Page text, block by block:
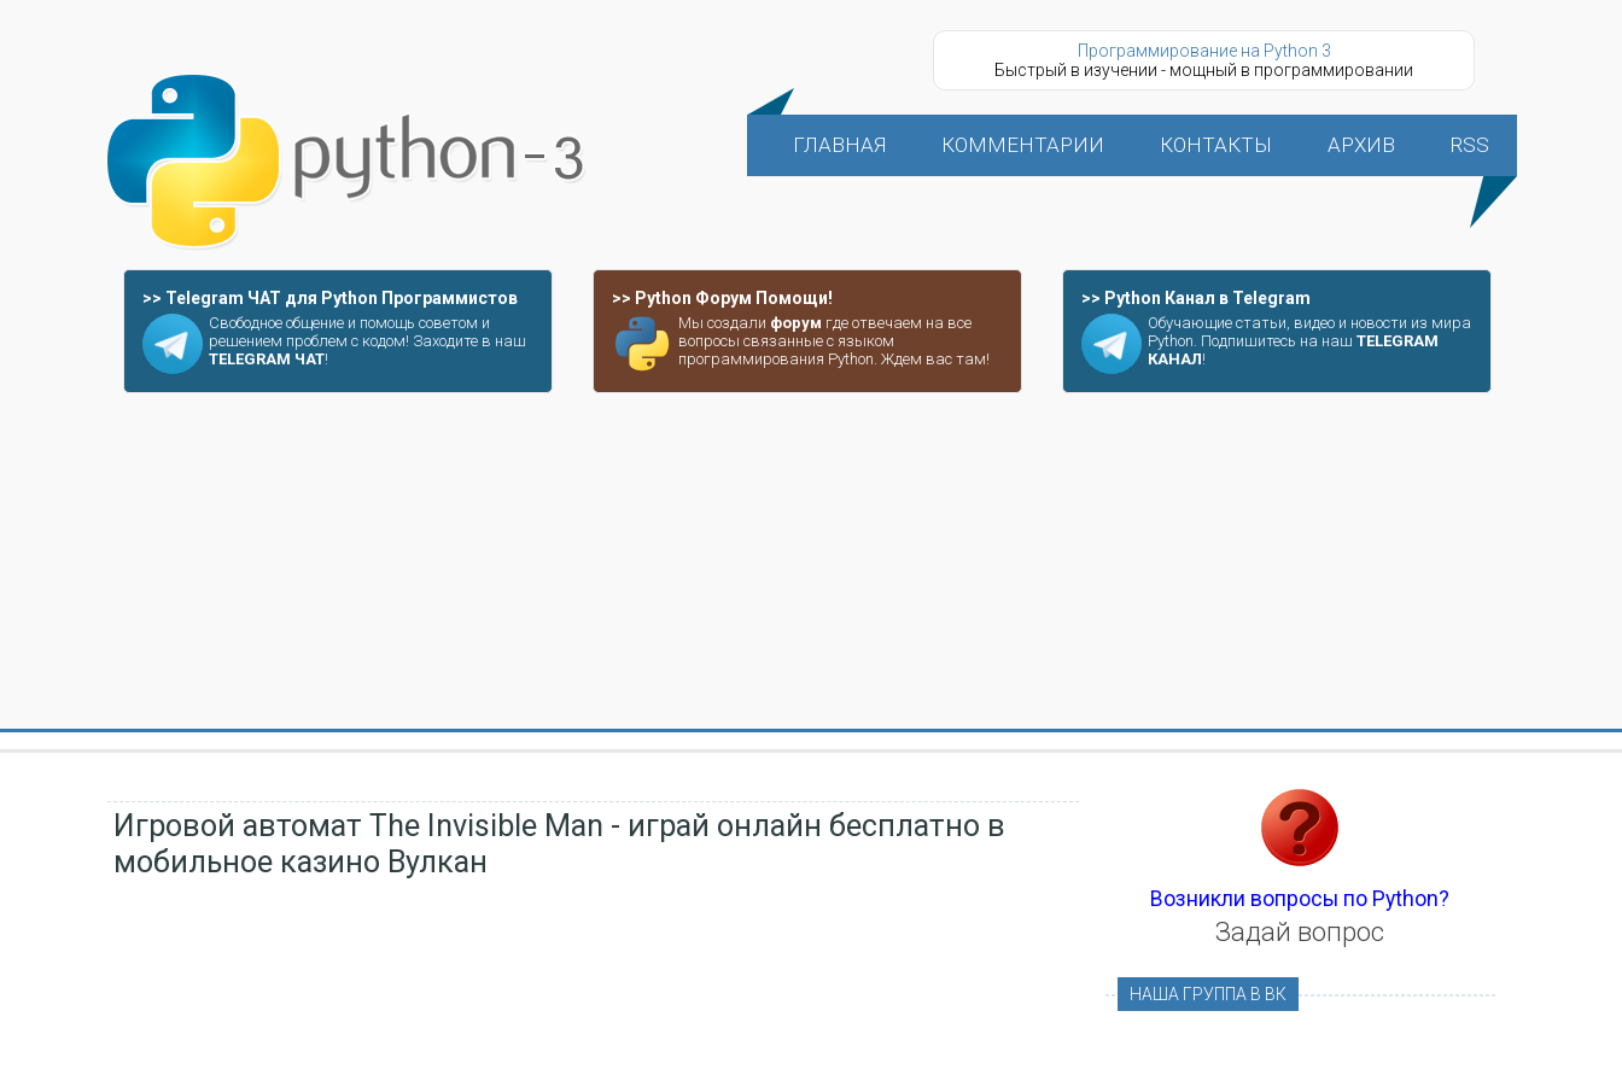
Программирование на Python 3
Быстрый в изучении - мощный в программировании
ГЛАВНАЯ КОММЕНТАРИИ КОНТАКТЫ АРХИВ RSS
>> Telegram ЧАТ для Python Программистов
Свободное общение и помощь советом и
решением проблем с кодом! Заходите в наш
TELEGRAM ЧАТ!
>> Python Форум Помощи!
Мы создали форум где отвечаем на все
вопросы связанные с языком
программирования Python. Ждем вас там!
>> Python Канал в Telegram
Обучающие статьи, видео и новости из мира
Python. Подпишитесь на нашTELEGRAM
КАНАЛ!
Игровой автомат The Invisible Man - играй онлайн бесплатно в
мобильное казино Вулкан
Возникли вопросы по Python?
Задай вопрос
НАША ГРУППА В ВК